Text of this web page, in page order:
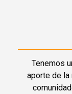
Tenemos
aporte de